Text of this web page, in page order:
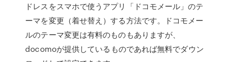
ドレスをスマホで使うアプリ「ドコモメール」のテ
ーマを変更（着せ替え）する方法です。ドコモメー
ルのテーマ変更は有料のものもありますが、
docomoが提供しているものであれば無料でダウン